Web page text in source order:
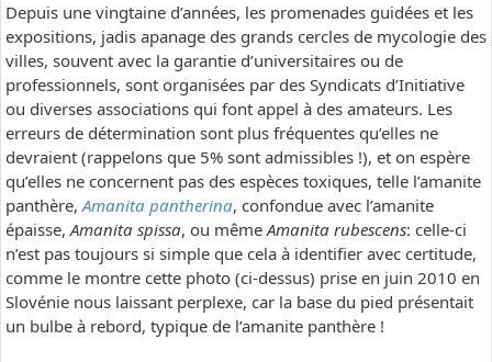
Depuis une vingtaine d’années, les promenades guidées et les
expositions, jadis apanage des grands cercles de mycologie des
villes, souvent avec la garantie d’universitaires ou de
professionnels, sont organisées par des Syndicats d’Initiative
ou diverses associations qui font appel à des amateurs. Les
erreurs de détermination sont plus fréquentes qu’elles ne
devraient (rappelons que 5% sont admissibles !), et on espère
qu’elles ne concernent pas des espèces toxiques, telle l’amanite
panthère,Amanita pantherina, confondue avec l’amanite
épaisse,Amanita spissa, ou mêmeAmanita rubescens: celle-ci
n’est pas toujours si simple que cela à identifier avec certitude,
comme le montre cette photo (ci-dessus) prise en juin 2010 en
Slovénie nous laissant perplexe, car la base du pied présentait
un bulbe à rebord, typique de l’amanite panthère !